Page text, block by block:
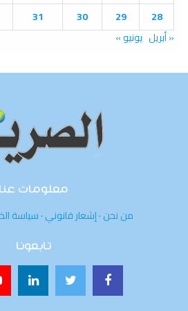
28
29
30
31
« أبريل يونيو »
معلومات عنا
من نحن·إشعار قانوني·سياسة
تابعونا